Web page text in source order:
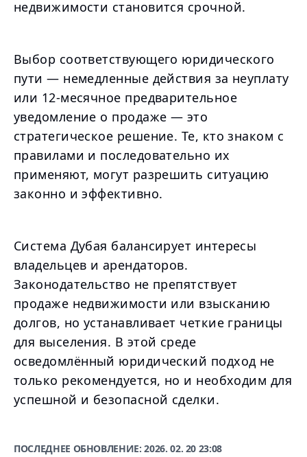
недвижимости становится срочной.
Выбор соответствующего юридического
пути — немедленные действия за неуплату
или 12-месячное предварительное
уведомление о продаже — это
стратегическое решение. Те, кто знаком с
правилами и последовательно их
применяют, могут разрешить ситуацию
законно и эффективно.
Система Дубая балансирует интересы
владельцев и арендаторов.
Законодательство не препятствует
продаже недвижимости или взысканию
долгов, но устанавливает четкие границы
для выселения. В этой среде
осведомлённый юридический подход не
только рекомендуется, но и необходим для
успешной и безопасной сделки.
ПОСЛЕДНЕЕ ОБНОВЛЕНИЕ:2026. 02. 20 23:08